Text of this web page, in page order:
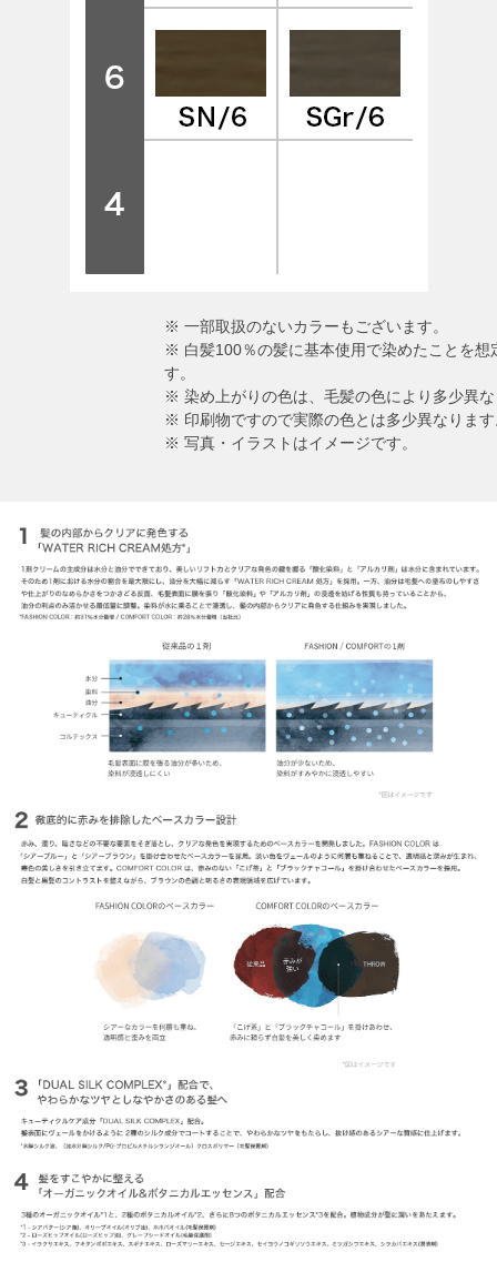
※ 一部取扱のないカラーもございます。
※ 白髪100％の髪に基本使用で染めたことを想
す。
※ 染め上がりの色は、毛髪の色により多少異
※ 印刷物ですので実際の色とは多少異なりま
※ 写真・イラストはイメージです。